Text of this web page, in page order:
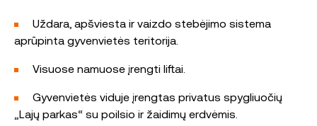
Uždara, apšviesta ir vaizdo stebėjimo sistema
aprūpinta gyvenvietės teritorija.
Visuose namuose įrengti liftai.
Gyvenvietės viduje įrengtas privatus spygliuočių
„Lajų parkas“ su poilsio ir žaidimų erdvėmis.